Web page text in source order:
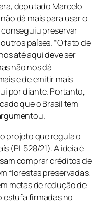
deputado Marcelo
dá mais para usar o
preservar
países. “O fato de
até aqui deve ser
não nos dá
e de emitir mais
por diante. Portanto,
que o Brasil tem
projeto que regula o
(PL 528/21). A ideia é
comprar créditos de
florestas preservadas,
metas de redução de
estufa firmadas no